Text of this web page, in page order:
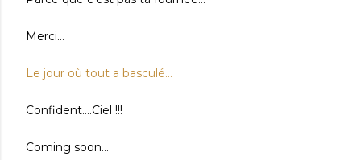
Merci...
Le jour où tout a basculé...
Confident....Ciel !!!
Coming soon...